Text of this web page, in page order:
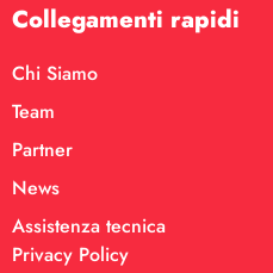
Collegamenti rapidi
Chi Siamo
Team
Partner
News
Assistenza tecnica
Privacy Policy